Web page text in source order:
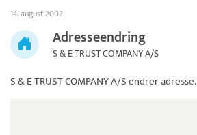
14. august 2002
Adresseendring
S & E TRUST COMPANY A/S
S & E TRUST COMPANY A/Sendrer adresse.